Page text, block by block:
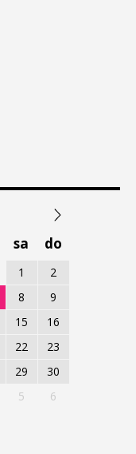
sa do
1
2
8
9
15
16
22
23
29
30
5 6